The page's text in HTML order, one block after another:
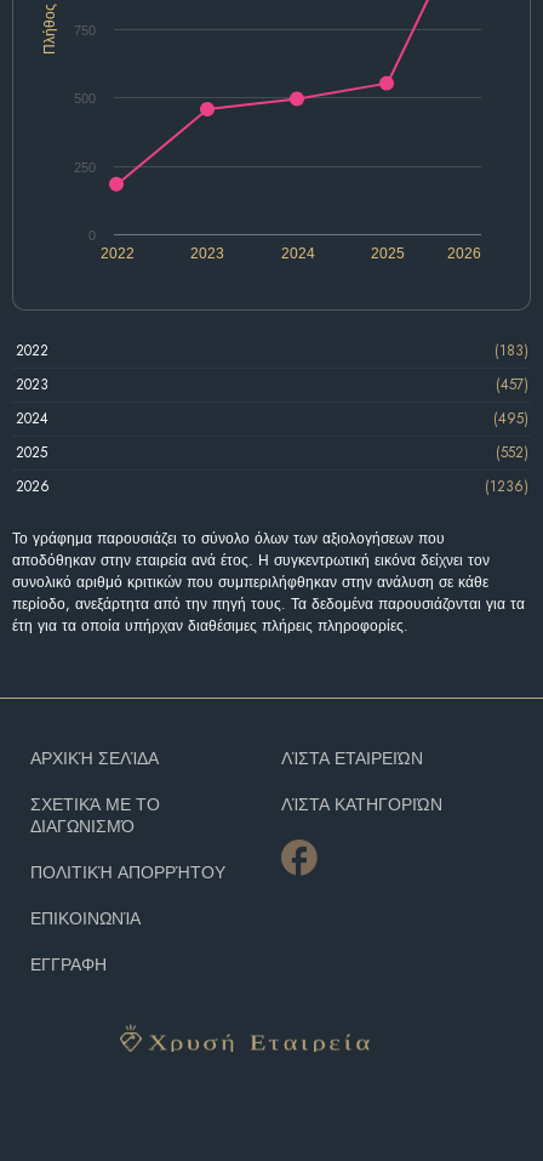
Πλήθος
2025
2022 2023 2024 2026
0
250
500
750
2022
(183)
2023
(457)
2024
(495)
2025
(552)
2026
(1236)
Το γράφημα παρουσιάζει το σύνολο όλων των αξιολογήσεων που
αποδόθηκαν στην εταιρεία ανά έτος. Η συγκεντρωτική εικόνα δείχνει τον
συνολικό αριθμό κριτικών που συμπεριλήφθηκαν στην ανάλυση σε κάθε
περίοδο, ανεξάρτητα από την πηγή τους. Τα δεδομένα παρουσιάζονται για τα
έτη για τα οποία υπήρχαν διαθέσιμες πλήρεις πληροφορίες.
ΑΡΧΙΚΉ ΣΕΛΊΔΑ
ΣΧΕΤΙΚΆ ΜΕ ΤΟ
ΔΙΑΓΩΝΙΣΜΌ
ΠΟΛΙΤΙΚΉ ΑΠΟΡΡΉΤΟΥ
ΕΠΙΚΟΙΝΩΝΊΑ
ΕΓΓΡΑΦΗ
ΛΊΣΤΑ ΕΤΑΙΡΕΙΏΝ
ΛΊΣΤΑ ΚΑΤΗΓΟΡΙΏΝ